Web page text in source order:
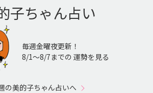
子ちゃん占い
毎週金曜夜更新！
8/1〜8/7までの 運勢を見る
の美的子ちゃん占いへ